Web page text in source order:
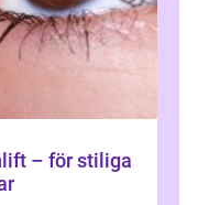
– för stiliga